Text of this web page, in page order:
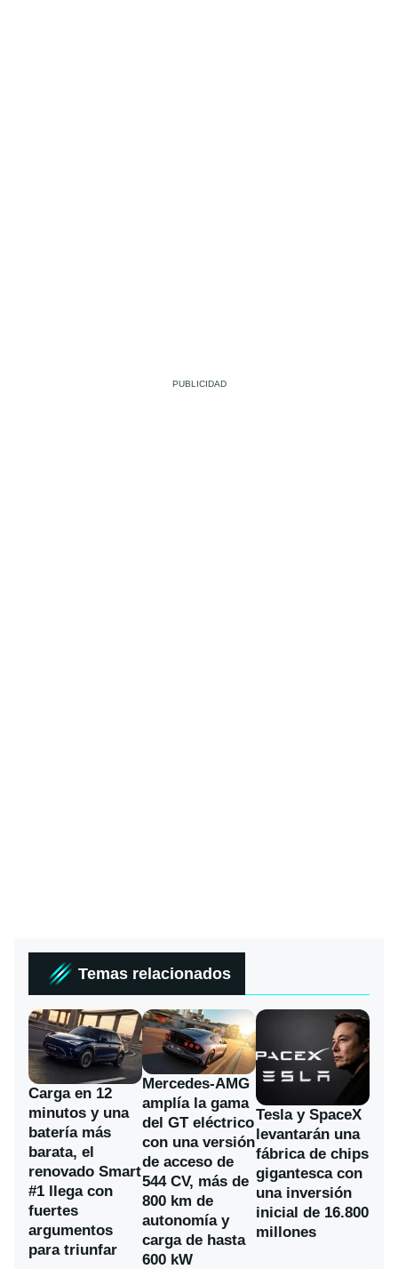
Temas relacionados
Carga en 12
minutos y una
batería más
barata, el
renovado Smart
#1 llega con
fuertes
argumentos
para triunfar
Mercedes-AMG
amplía la gama
del GT eléctrico
con una versión
de acceso de
544 CV, más de
800 km de
autonomía y
carga de hasta
600 kW
Tesla y SpaceX
levantarán una
fábrica de chips
gigantesca con
una inversión
inicial de 16.800
millones